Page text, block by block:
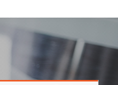
연구원 고객헌장
ETRI CI
찾아오시는길